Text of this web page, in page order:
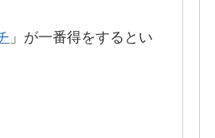
」が一番得をするとい